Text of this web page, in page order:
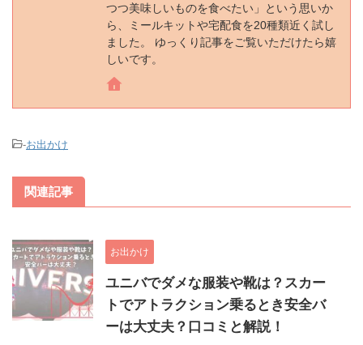
つつ美味しいものを食べたい」という思いか
ら、ミールキットや宅配食を20種類近く試し
ました。 ゆっくり記事をご覧いただけたら嬉
しいです。
-お出かけ
関連記事
お出かけ
ユニバでダメな服装や靴は？スカー
トでアトラクション乗るとき安全バ
ーは大丈夫？口コミと解説！